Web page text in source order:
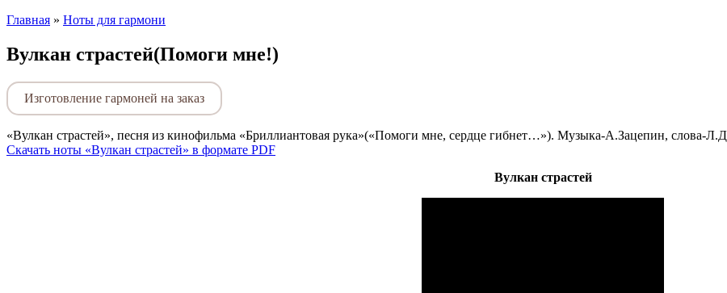
Главная » Ноты для гармони
Вулкан страстей(Помоги мне!)
Изготовление гармоней на заказ
«Вулкан страстей», песня из кинофильма «Бриллиантовая рука»(«Помоги мне, сердце гибнет…»). Музыка-А.Зацепин, слова-
Скачать ноты «Вулкан страстей» в формате PDF
Вулкан страстей